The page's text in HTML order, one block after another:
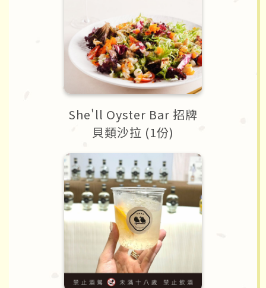
She'll Oyster Bar 招牌
貝類沙拉 (1份)